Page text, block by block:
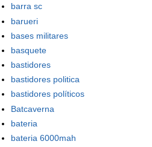
barra sc
barueri
bases militares
basquete
bastidores
bastidores politica
bastidores políticos
Batcaverna
bateria
bateria 6000mah